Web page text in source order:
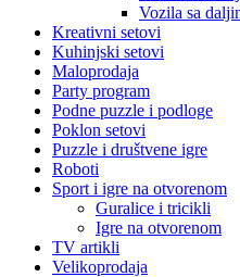
Vozila sa
Kreativni setovi
Kuhinjski setovi
Maloprodaja
Party program
Podne puzzle i podloge
Poklon setovi
Puzzle i društvene igre
Roboti
Sport i igre na otvorenom
Guralice i tricikli
Igre na otvorenom
TV artikli
Velikoprodaja